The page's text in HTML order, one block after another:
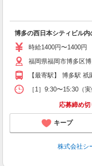
博多の西日本シティビル
時給1400円〜1400
福岡県福岡市博多区
【最寄駅】 博多駅 祇
［1］9:30〜15:30
応募締め
キープ
株式会社シ